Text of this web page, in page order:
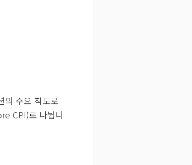
의 주요 척도로
CPI)로 나뉩니